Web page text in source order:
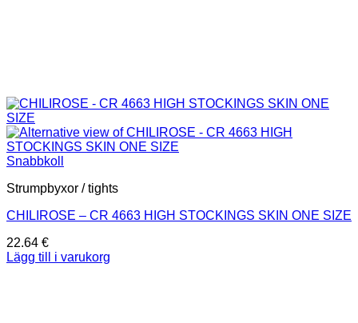
Snabbkoll
Strumpbyxor / tights
CHILIROSE – CR 4663 HIGH STOCKINGS SKIN ONE SIZE
22.64 €
Lägg till i varukorg